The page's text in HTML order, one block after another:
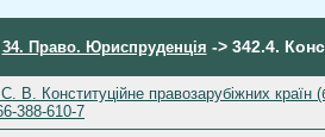
34. Право. Юриспруденція -> 342.4.
правозарубіжних країн
388-610-7